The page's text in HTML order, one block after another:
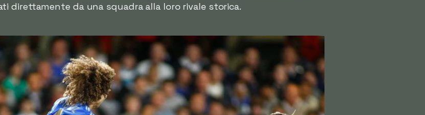
direttamente da una squadra alla loro rivale storica.